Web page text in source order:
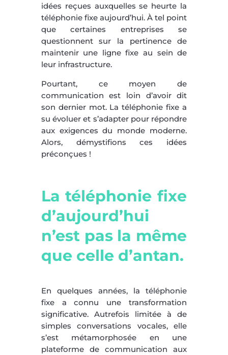
idées reçues auxquelles se heurte la
téléphonie fixe aujourd’hui. À tel point
que certaines entreprises se
questionnent sur la pertinence de
maintenir une ligne fixe au sein de
leur infrastructure.
Pourtant, ce moyen de
communication est loin d’avoir dit
son dernier mot. La téléphonie fixe a
su évoluer et s’adapter pour répondre
aux exigences du monde moderne.
Alors, démystifions ces idées
préconçues !
La téléphonie fixe
d’aujourd’hui
n’est pas la même
que celle d’antan.
En quelques années, la téléphonie
fixe a connu une transformation
significative. Autrefois limitée à de
simples conversations vocales, elle
s’est métamorphosée en une
plateforme de communication aux